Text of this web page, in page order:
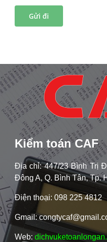
Kiểm toán CAF
Địa chỉ: 447/23 Bình Trị
Đông A, Q. Bình Tân, Tp.
Điện thoại: 098 225 4812
Gmail:
Web: